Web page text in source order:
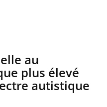
au
plus élevé
autistique